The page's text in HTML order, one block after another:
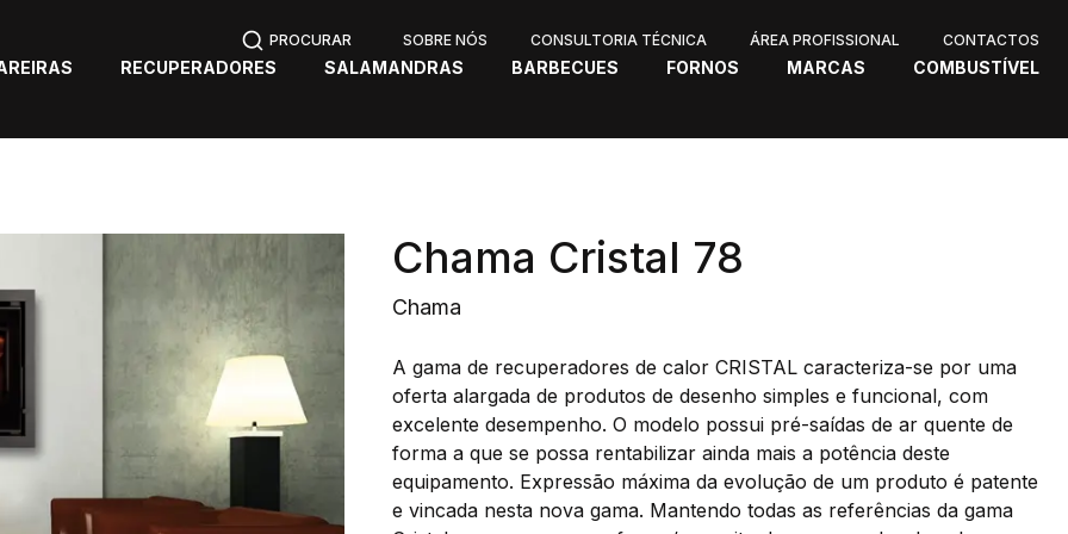
SOBRE NÓS CONSULTORIA TÉCNICA ÁREA PROFISSIONAL CONTACTOS
RECUPERADORES SALAMANDRAS BARBECUES FORNOS MARCAS COMBUSTÍVEL
Chama Cristal 78
Chama
A gama de recuperadores de calor CRISTAL caracteriza-se por uma
oferta alargada de produtos de desenho simples e funcional, com
excelente desempenho. O modelo possui pré-saídas de ar quente de
forma a que se possa rentabilizar ainda mais a potência deste
equipamento. Expressão máxima da evolução de um produto é patente
e vincada nesta nova gama. Mantendo todas as referências da gama